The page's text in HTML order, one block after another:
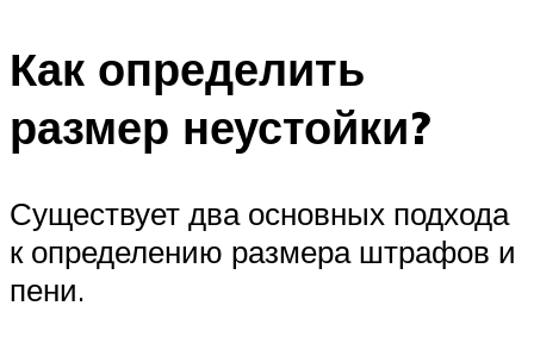
Как определить
размер неустойки?
Существует два основных подхода
к определению размера штрафов и
пени.